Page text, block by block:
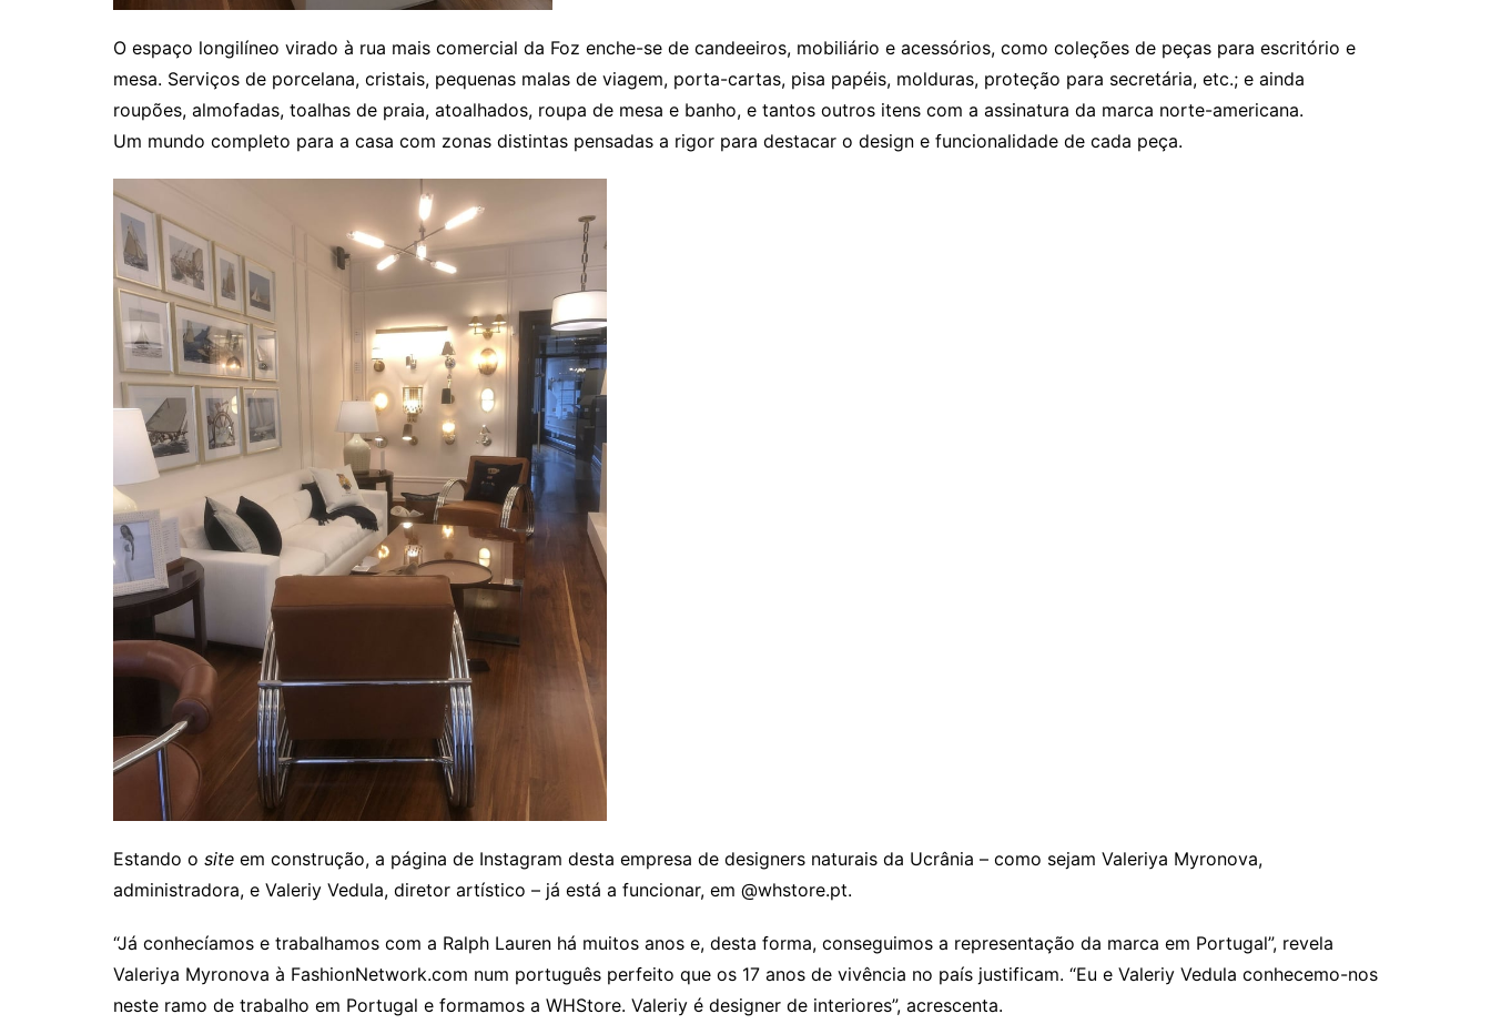
O espaço longilíneo virado à rua mais comercial da Foz enche-se de candeeiros, mobiliário e acessórios, como coleções de peças para escritório e
mesa. Serviços de porcelana, cristais, pequenas malas de viagem, porta-cartas, pisa papéis, molduras, proteção para secretária, etc.; e ainda
roupões, almofadas, toalhas de praia, atoalhados, roupa de mesa e banho, e tantos outros itens com a assinatura da marca norte-americana.
Um mundo completo para a casa com zonas distintas pensadas a rigor para destacar o design e funcionalidade de cada peça.
Estando o site em construção, a página de Instagram desta empresa de designers naturais da Ucrânia – como sejam Valeriya Myronova,
administradora, e Valeriy Vedula, diretor artístico – já está a funcionar, em @whstore.pt.
“Já conhecíamos e trabalhamos com a Ralph Lauren há muitos anos e, desta forma, conseguimos a representação da marca em Portugal”, revela
Valeriya Myronova à FashionNetwork.com num português perfeito que os 17 anos de vivência no país justificam. “Eu e Valeriy Vedula conhecemo-nos
neste ramo de trabalho em Portugal e formamos a WHStore. Valeriy é designer de interiores”, acrescenta.